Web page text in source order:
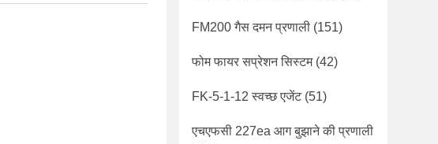
FM200 गैस दमन प्रणाली (151)
फोम फायर सप्रेशन सिस्टम(42)
FK-5-1-12 स्वच्छ एजेंट(51)
एचएफसी 227ea आग बुझाने की प्रणाली